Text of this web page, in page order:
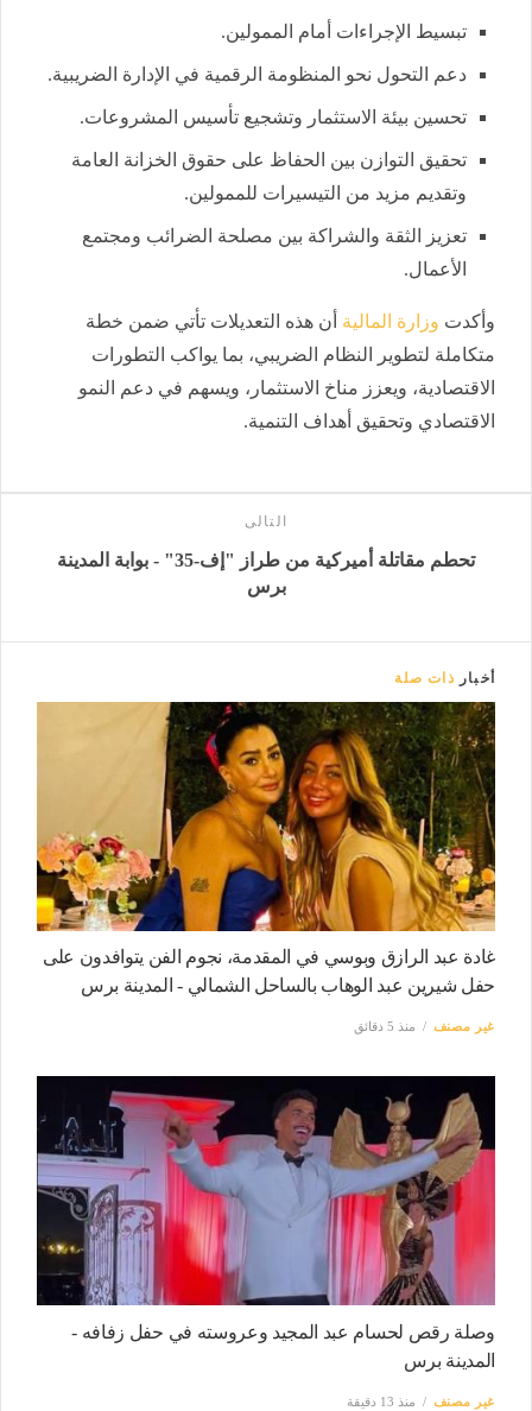
تبسيط الإجراءات أمام الممولين.
دعم التحول نحو المنظومة الرقمية في الإدارة الضريبية.
تحسين بيئة الاستثمار وتشجيع تأسيس المشروعات.
تحقيق التوازن بين الحفاظ على حقوق الخزانة العامة
وتقديم مزيد من التيسيرات للممولين.
تعزيز الثقة والشراكة بين مصلحة الضرائب ومجتمع
الأعمال.
وأكدت وزارة المالية أن هذه التعديلات تأتي ضمن خطة
متكاملة لتطوير النظام الضريبي، بما يواكب التطورات
الاقتصادية، ويعزز مناخ الاستثمار، ويسهم في دعم النمو
الاقتصادي وتحقيق أهداف التنمية.
التالى
تحطم مقاتلة أميركية من طراز "إف-35" - بوابة المدينة
برس
أخبار ذات صلة
غادة عبد الرازق وبوسي في المقدمة، نجوم الفن يتوافدون على
حفل شيرين عبد الوهاب بالساحل الشمالي - المدينة برس
غير مصنف منذ 5 دقائق
وصلة رقص لحسام عبد المجيد وعروسته في حفل زفافه -
المدينة برس
غير مصنف منذ 13 دقيقة